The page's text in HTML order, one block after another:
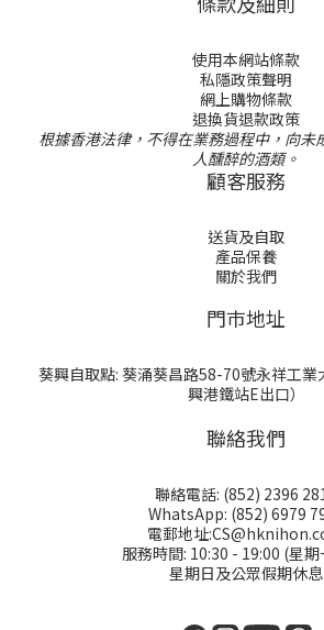
使用本網站條款
私隱政策聲明
網上購物條款
退換貨退款政策
根據香港法律，不得在業務過程中，向未
人醺醉的酒類。
顧客服務
送貨及自取
產品保養
關於我們
門巿地址
葵興自取點: 葵涌葵昌路58-70號永祥工
興港鐵站E出口）
聯絡我們
聯絡電話: (852) 2396
WhatsApp: (852) 6979
電郵地址
服務時間: 10:30 - 19:00 (星
星期日及公眾假期休息